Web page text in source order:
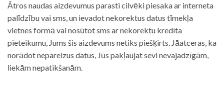
Ātros naudas aizdevumus parasti cilvēki piesaka ar interneta
palīdzību vai sms, un ievadot nekorektus datus tīmekļa
vietnes formā vai nosūtot sms ar nekorektu kredīta
pieteikumu, Jums šis aizdevums netiks piešķirts. Jāatceras, ka
norādot nepareizus datus, Jūs pakļaujat sevi nevajadzīgām,
liekām nepatikšanām.